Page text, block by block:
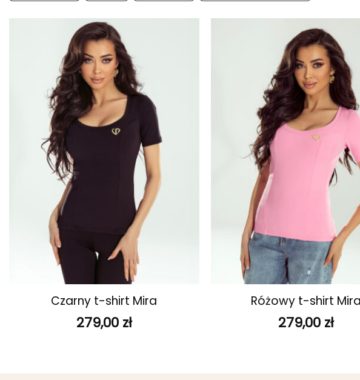
Czarny t-shirt Mira
279,00 zł
Różowy t-shirt Mira
279,00 zł